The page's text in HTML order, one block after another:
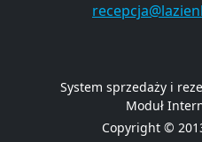
System sprzedaży i
Moduł
Copyright ©